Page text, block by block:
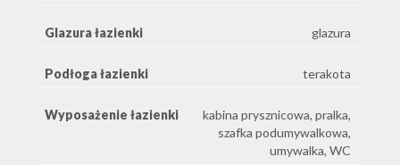
Glazura łazienki glazura
Podłoga łazienki terakota
Wyposażenie łazienki
kabina prysznicowa, pralka,
szafka podumywalkowa,
umywalka, WC